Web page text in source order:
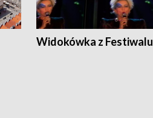
Widokówka z Festiwalu